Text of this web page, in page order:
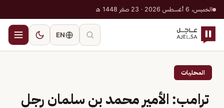
الخميس، 6 أغسطس 2026 · 23 صفر 1448 هـ
EN
المحليات
ترامب: الأمير محمد بن سلمان رجل